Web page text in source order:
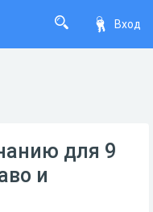
Вход
для 9
и